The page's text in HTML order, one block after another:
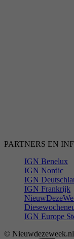
PARTNERS EN
IGN Benelux
IGN Nordic
IGN
IGN Frankrijk
IGN Europe
©